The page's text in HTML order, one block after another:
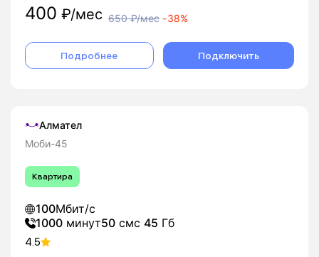
400 ₽/мес 650₽/мес -38%
Подробнее Подключить
Алмател
Моби-45
Квартира
100Мбит/с
1000 минут50 смс 45 Гб
4.5